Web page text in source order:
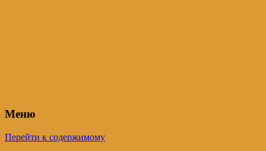
Меню
Перейти к содержимому